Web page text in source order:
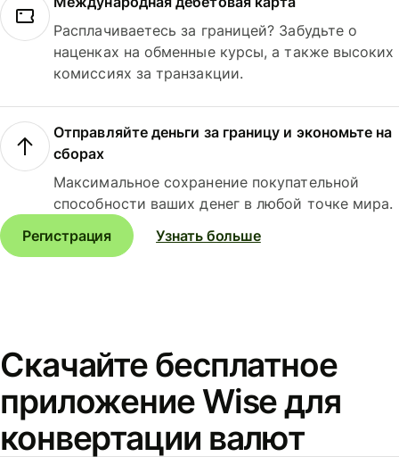
Расплачиваетесь за границей? Забудьте о
наценках на обменные курсы, а также высоких
комиссиях за транзакции.
Отправляйте деньги за границу и экономьте на
сборах
Максимальное сохранение покупательной
способности ваших денег в любой точке мира.
Регистрация
Узнать больше
Скачайте бесплатное
приложение Wise для
конвертации валют